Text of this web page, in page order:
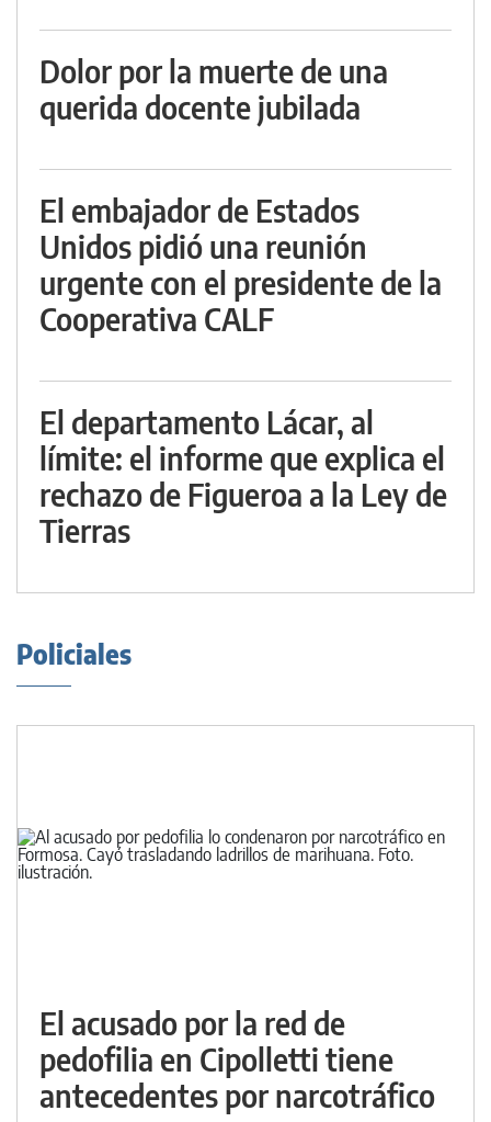
Dolor por la muerte de una
querida docente jubilada
El embajador de Estados
Unidos pidió una reunión
urgente con el presidente de la
Cooperativa CALF
El departamento Lácar, al
límite: el informe que explica el
rechazo de Figueroa a la Ley de
Tierras
Policiales
El acusado por la red de
pedofilia en Cipolletti tiene
antecedentes por narcotráfico